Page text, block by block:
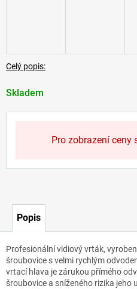
Skladem
Celý popis:
Pro zobrazení ceny
Popis
Profesionální vidiový vrták,
šroubovice s velmi rychlým
vrtací hlava je zárukou přímého
šroubovice a sníženého rizika